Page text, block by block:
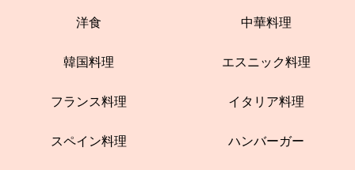
洋食 中華料理
韓国料理 エスニック料理
フランス料理 イタリア料理
スペイン料理 ハンバーガー